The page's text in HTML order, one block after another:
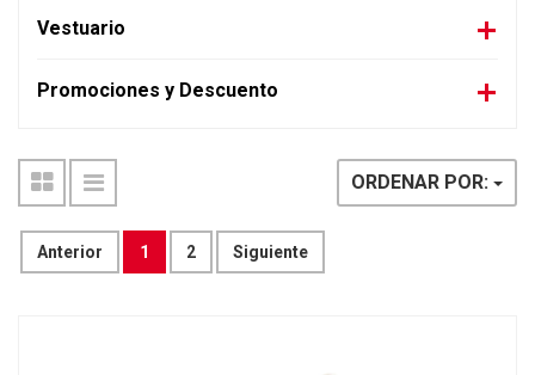
Vestuario
Promociones y Descuento
Anterior 1 2 Siguiente
ORDENAR POR: